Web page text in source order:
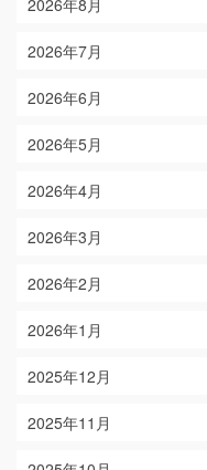
2026年7月
2026年6月
2026年5月
2026年4月
2026年3月
2026年2月
2026年1月
2025年12月
2025年11月